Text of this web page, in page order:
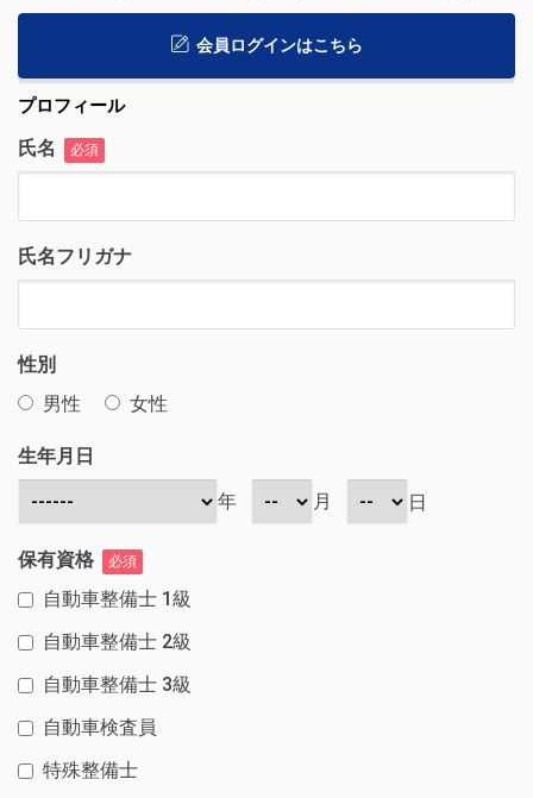
会員ログインはこちら
プロフィール
氏名 必須
氏名フリガナ
性別
男性
女性
生年月日
年 月 日
保有資格 必須
自動車整備士 1級
自動車整備士 2級
自動車整備士 3級
自動車検査員
特殊整備士